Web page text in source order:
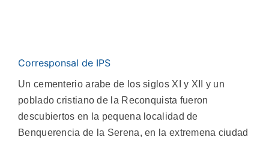
Corresponsal de IPS
Un cementerio arabe de los siglos XI y XII y un
poblado cristiano de la Reconquista fueron
descubiertos en la pequena localidad de
Benquerencia de la Serena, en la extremena ciudad